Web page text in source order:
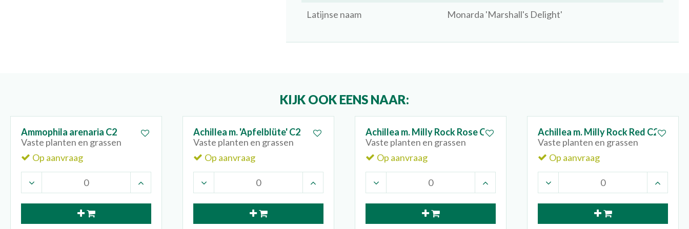
Latijnse naam Monarda 'Marshall's Delight'
KIJK OOK EENS NAAR:
Ammophila arenaria C2
Vaste planten en grassen
Op aanvraag
Achillea m. 'Apfelblüte' C2
Vaste planten en grassen
Op aanvraag
Achillea m. Milly Rock Rose C2
Vaste planten en grassen
Op aanvraag
Achillea m. Milly Rock Red C2
Vaste planten en grassen
Op aanvraag